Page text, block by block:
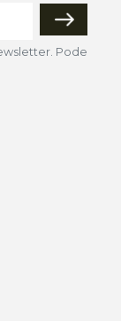
Pode